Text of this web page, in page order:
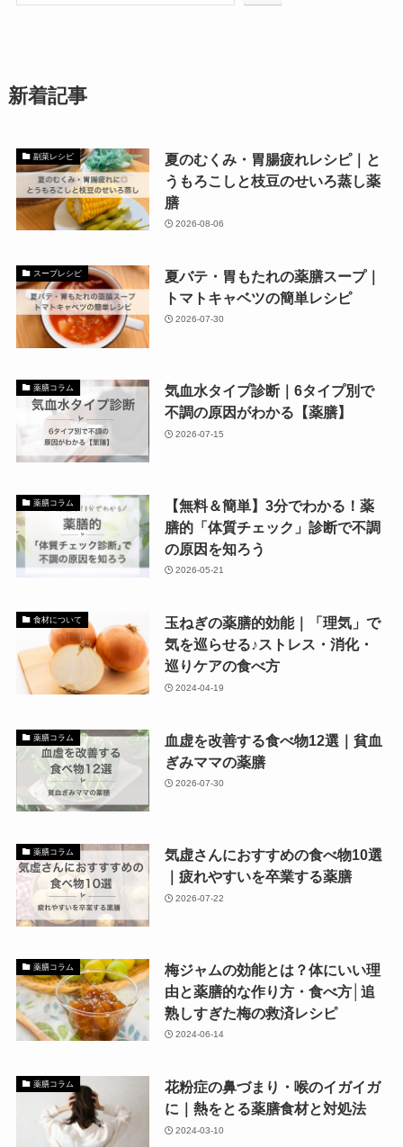
新着記事
副菜レシピ
夏のむくみ・胃腸疲れレシピ｜と
うもろこしと枝豆のせいろ蒸し薬
膳
2026-08-06
スープレシピ
夏バテ・胃もたれの薬膳スープ｜
トマトキャベツの簡単レシピ
2026-07-30
薬膳コラム
気血水タイプ診断｜6タイプ別で
不調の原因がわかる【薬膳】
2026-07-15
薬膳コラム
【無料＆簡単】3分でわかる！薬
膳的「体質チェック」診断で不調
の原因を知ろう
2026-05-21
食材について
玉ねぎの薬膳的効能｜「理気」で
気を巡らせる♪ストレス・消化・
巡りケアの食べ方
2024-04-19
薬膳コラム
血虚を改善する食べ物12選｜貧血
ぎみママの薬膳
2026-07-30
薬膳コラム
気虚さんにおすすめの食べ物10選
｜疲れやすいを卒業する薬膳
2026-07-22
薬膳コラム
梅ジャムの効能とは？体にいい理
由と薬膳的な作り方・食べ方│追
熟しすぎた梅の救済レシピ
2024-06-14
薬膳コラム
花粉症の鼻づまり・喉のイガイガ
に｜熱をとる薬膳食材と対処法
2024-03-10